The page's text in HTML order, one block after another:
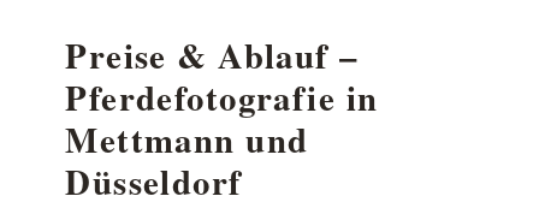
Preise & Ablauf –
Pferdefotografie in
Mettmann und
Düsseldorf